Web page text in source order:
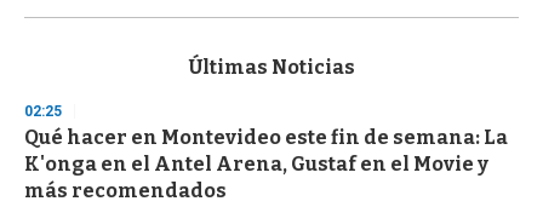
s
d
s
o
f
3
Últimas Noticias
02:25
Qué hacer en Montevideo este fin de semana: La
K'onga en el Antel Arena, Gustaf en el Movie y
más recomendados